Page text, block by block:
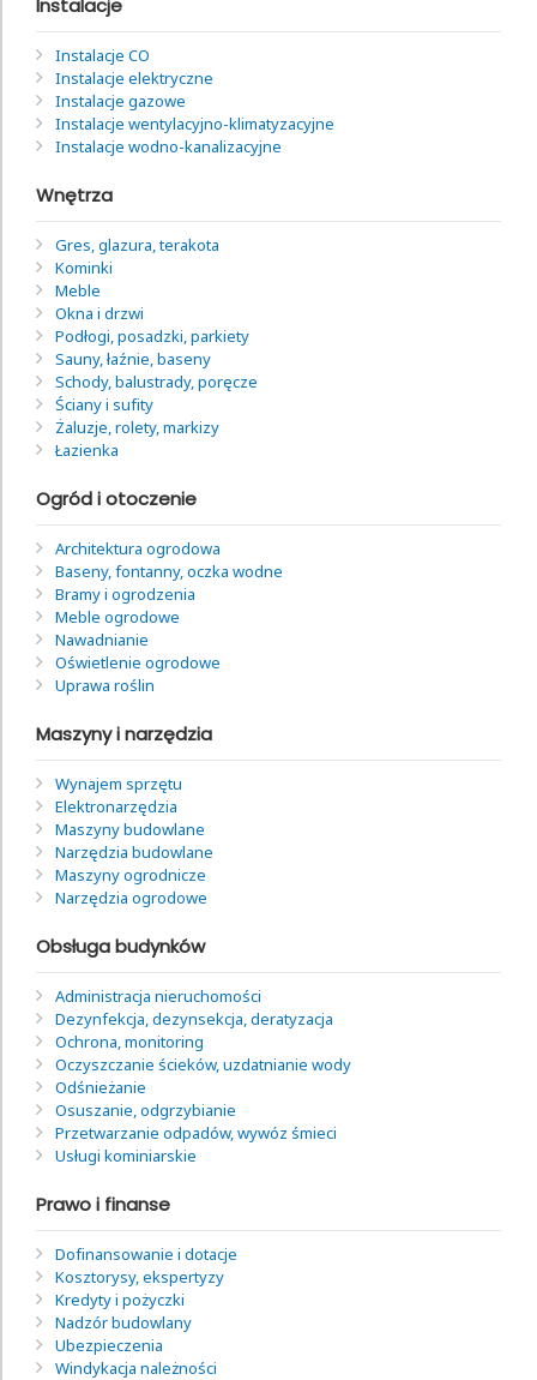
Instalacje
Instalacje CO
Instalacje elektryczne
Instalacje gazowe
Instalacje wentylacyjno-klimatyzacyjne
Instalacje wodno-kanalizacyjne
Wnętrza
Gres, glazura, terakota
Kominki
Meble
Okna i drzwi
Podłogi, posadzki, parkiety
Sauny, łaźnie, baseny
Schody, balustrady, poręcze
Ściany i sufity
Żaluzje, rolety, markizy
Łazienka
Ogród i otoczenie
Architektura ogrodowa
Baseny, fontanny, oczka wodne
Bramy i ogrodzenia
Meble ogrodowe
Nawadnianie
Oświetlenie ogrodowe
Uprawa roślin
Maszyny i narzędzia
Wynajem sprzętu
Elektronarzędzia
Maszyny budowlane
Narzędzia budowlane
Maszyny ogrodnicze
Narzędzia ogrodowe
Obsługa budynków
Administracja nieruchomości
Dezynfekcja, dezynsekcja, deratyzacja
Ochrona, monitoring
Oczyszczanie ścieków, uzdatnianie wody
Odśnieżanie
Osuszanie, odgrzybianie
Przetwarzanie odpadów, wywóz śmieci
Usługi kominiarskie
Prawo i finanse
Dofinansowanie i dotacje
Kosztorysy, ekspertyzy
Kredyty i pożyczki
Nadzór budowlany
Ubezpieczenia
Windykacja należności